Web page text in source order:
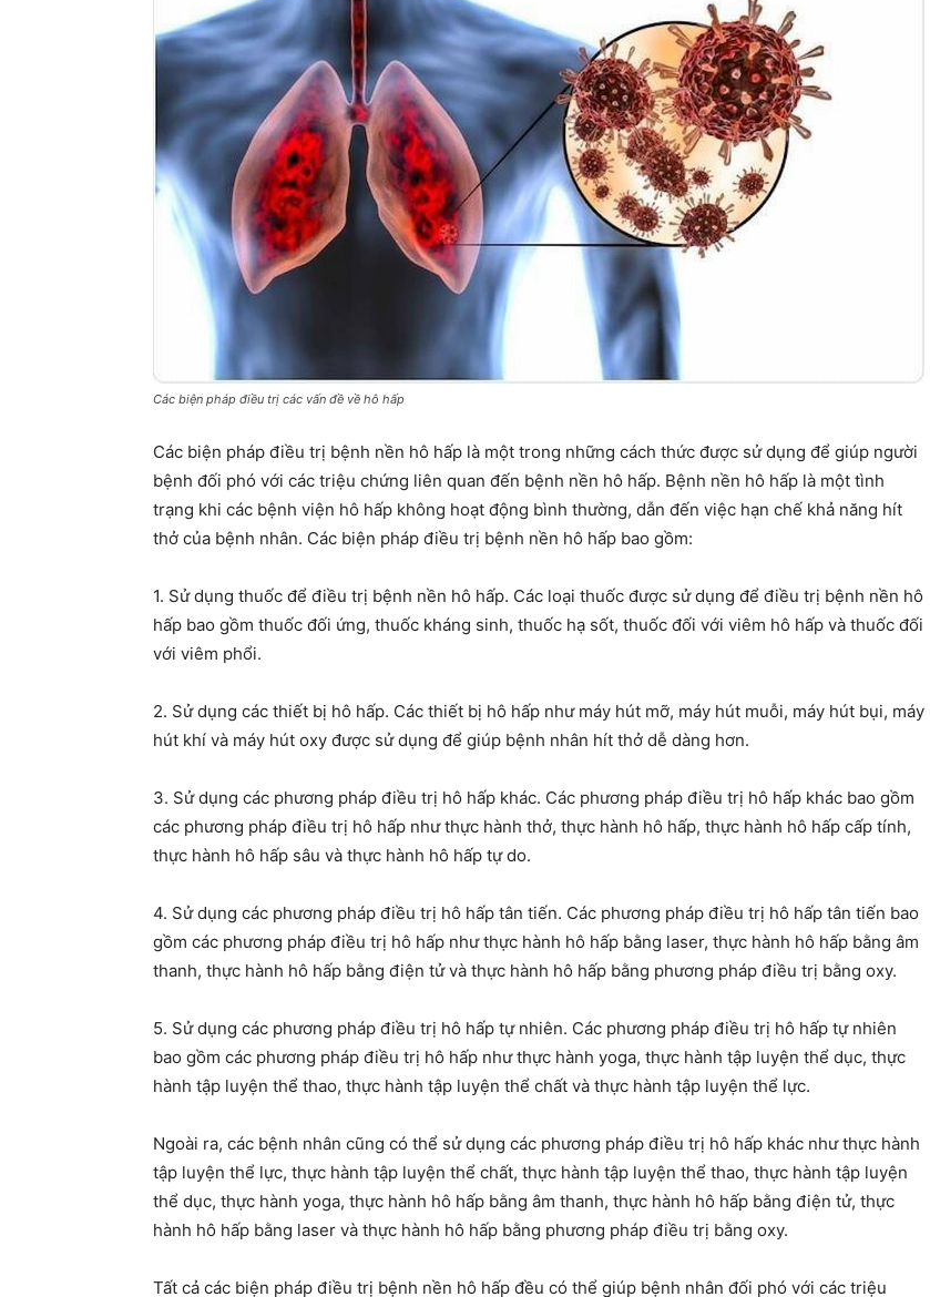
Các biện pháp điều trị các vấn đề về hô hấp
Các biện pháp điều trị bệnh nền hô hấp là một trong những cách thức được sử dụng để giúp người
bệnh đối phó với các triệu chứng liên quan đến bệnh nền hô hấp. Bệnh nền hô hấp là một tình
trạng khi các bệnh viện hô hấp không hoạt động bình thường, dẫn đến việc hạn chế khả năng hít
thở của bệnh nhân. Các biện pháp điều trị bệnh nền hô hấp bao gồm:
1. Sử dụng thuốc để điều trị bệnh nền hô hấp. Các loại thuốc được sử dụng để điều trị bệnh nền hô
hấp bao gồm thuốc đối ứng, thuốc kháng sinh, thuốc hạ sốt, thuốc đối với viêm hô hấp và thuốc đối
với viêm phổi.
2. Sử dụng các thiết bị hô hấp. Các thiết bị hô hấp như máy hút mỡ, máy hút muỗi, máy hút bụi, máy
hút khí và máy hút oxy được sử dụng để giúp bệnh nhân hít thở dễ dàng hơn.
3. Sử dụng các phương pháp điều trị hô hấp khác. Các phương pháp điều trị hô hấp khác bao gồm
các phương pháp điều trị hô hấp như thực hành thở, thực hành hô hấp, thực hành hô hấp cấp tính,
thực hành hô hấp sâu và thực hành hô hấp tự do.
4. Sử dụng các phương pháp điều trị hô hấp tân tiến. Các phương pháp điều trị hô hấp tân tiến bao
gồm các phương pháp điều trị hô hấp như thực hành hô hấp bằng laser, thực hành hô hấp bằng âm
thanh, thực hành hô hấp bằng điện tử và thực hành hô hấp bằng phương pháp điều trị bằng oxy.
5. Sử dụng các phương pháp điều trị hô hấp tự nhiên. Các phương pháp điều trị hô hấp tự nhiên
bao gồm các phương pháp điều trị hô hấp như thực hành yoga, thực hành tập luyện thể dục, thực
hành tập luyện thể thao, thực hành tập luyện thể chất và thực hành tập luyện thể lực.
Ngoài ra, các bệnh nhân cũng có thể sử dụng các phương pháp điều trị hô hấp khác như thực hành
tập luyện thể lực, thực hành tập luyện thể chất, thực hành tập luyện thể thao, thực hành tập luyện
thể dục, thực hành yoga, thực hành hô hấp bằng âm thanh, thực hành hô hấp bằng điện tử, thực
hành hô hấp bằng laser và thực hành hô hấp bằng phương pháp điều trị bằng oxy.
Tất cả các biện pháp điều trị bệnh nền hô hấp đều có thể giúp bệnh nhân đối phó với các triệu